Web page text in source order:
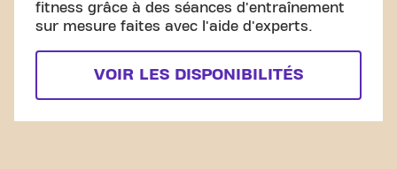
fitness grâce à des séances d'entraînement
sur mesure faites avec l'aide d'experts.
VOIR LES DISPONIBILITÉS